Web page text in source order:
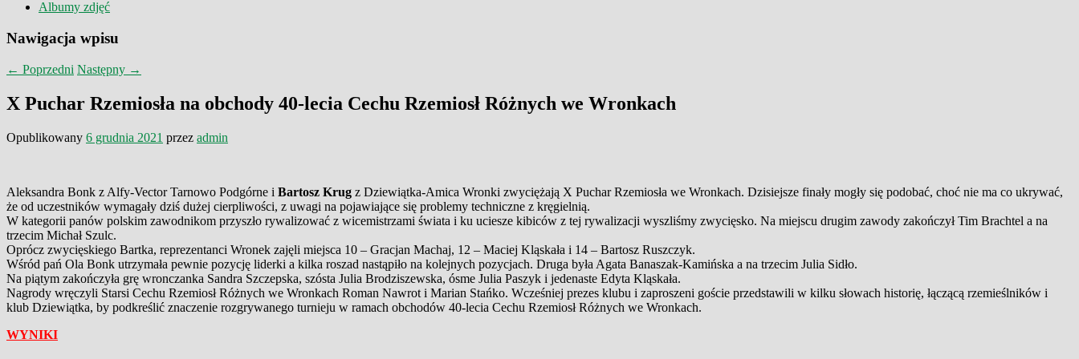
Albumy zdjęć
Nawigacja wpisu
← Poprzedni Następny →
X Puchar Rzemiosła na obchody 40-lecia Cechu Rzemiosł Różnych we Wronkach
Opublikowany 6 grudnia 2021 przez admin
Aleksandra Bonk z Alfy-Vector Tarnowo Podgórne i Bartosz Krug z Dziewiątka-Amica Wronki zwyciężają X Puchar Rzemiosła we Wronkach. Dzisiejsze finały mogły się podobać, choć nie ma co ukrywać,
że od uczestników wymagały dziś dużej cierpliwości, z uwagi na pojawiające się problemy techniczne z kręgielnią.
W kategorii panów polskim zawodnikom przyszło rywalizować z wicemistrzami świata i ku uciesze kibiców z tej rywalizacji wyszliśmy zwycięsko. Na miejscu drugim zawody zakończył Tim Brachtel a na
trzecim Michał Szulc.
Oprócz zwycięskiego Bartka, reprezentanci Wronek zajęli miejsca 10 – Gracjan Machaj, 12 – Maciej Kląskała i 14 – Bartosz Ruszczyk.
Wśród pań Ola Bonk utrzymała pewnie pozycję liderki a kilka roszad nastąpiło na kolejnych pozycjach. Druga była Agata Banaszak-Kamińska a na trzecim Julia Sidło.
Na piątym zakończyła grę wronczanka Sandra Szczepska, szósta Julia Brodziszewska, ósme Julia Paszyk i jedenaste Edyta Kląskała.
Nagrody wręczyli Starsi Cechu Rzemiosł Różnych we Wronkach Roman Nawrot i Marian Stańko. Wcześniej prezes klubu i zaproszeni goście przedstawili w kilku słowach historię, łączącą rzemieślników i
klub Dziewiątka, by podkreślić znaczenie rozgrywanego turnieju w ramach obchodów 40-lecia Cechu Rzemiosł Różnych we Wronkach.
WYNIKI